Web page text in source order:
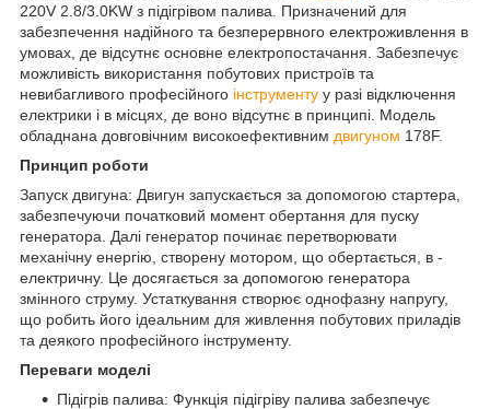
220V 2.8/3.0KW з підігрівом палива. Призначений для
забезпечення надійного та безперервного електроживлення в
умовах, де відсутнє основне електропостачання. Забезпечує
можливість використання побутових пристроїв та
невибагливого професійного інструменту у разі відключення
електрики і в місцях, де воно відсутнє в принципі. Модель
обладнана довговічним високоефективним двигуном 178F.
Принцип роботи
Запуск двигуна: Двигун запускається за допомогою стартера,
забезпечуючи початковий момент обертання для пуску
генератора. Далі генератор починає перетворювати
механічну енергію, створену мотором, що обертається, в -
електричну. Це досягається за допомогою генератора
змінного струму. Устаткування створює однофазну напругу,
що робить його ідеальним для живлення побутових приладів
та деякого професійного інструменту.
Переваги моделі
Підігрів палива: Функція підігріву палива забезпечує